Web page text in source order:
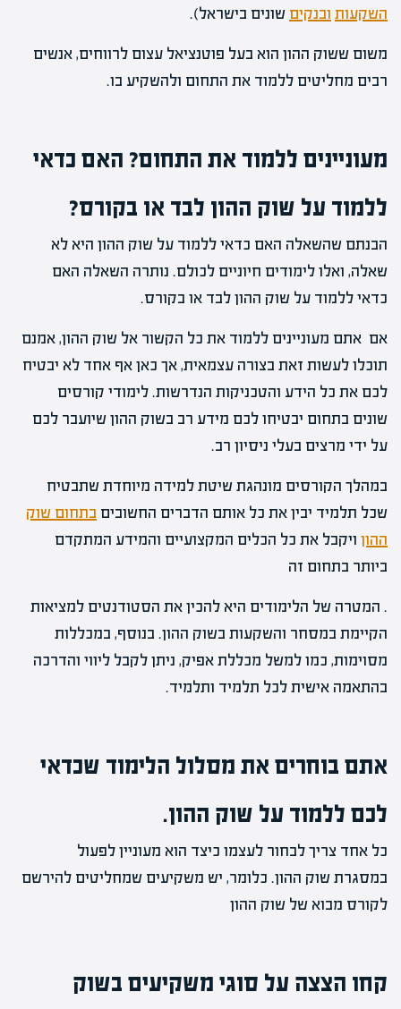
השקעות ובנקים שונים בישראל).
משום ששוק ההון הוא בעל פוטנציאל עצום לרווחים, אנשים
רבים מחליטים ללמוד את התחום ולהשקיע בו.
מעוניינים ללמוד את התחום? האם כדאי
ללמוד על שוק ההון לבד או בקורס?
הבנתם שהשאלה האם כדאי ללמוד על שוק ההון היא לא
שאלה, ואלו לימודים חיוניים לכולם. נותרה השאלה האם
כדאי ללמוד על שוק ההון לבד או בקורס.
אם אתם מעוניינים ללמוד את כל הקשור אל שוק ההון, אמנם
תוכלו לעשות זאת בצורה עצמאית, אך כאן אף אחד לא יבטיח
לכם את כל הידע והטכניקות הנדרשות. לימודי קורסים
שונים בתחום יבטיחו לכם מידע רב בשוק ההון שיועבר לכם
על ידי מרצים בעלי ניסיון רב.
במהלך הקורסים מונהגת שיטת למידה מיוחדת שתבטיח
שכל תלמיד יבין את כל אותם הדברים החשובים בתחום שוק
ההון ויקבל את כל הכלים המקצועיים והמידע המתקדם
ביותר בתחום זה
. המטרה של הלימודים היא להכין את הסטודנטים למציאות
הקיימת במסחר והשקעות בשוק ההון. בנוסף, במכללות
מסוימות, כמו למשל מכללת אפיק, ניתן לקבל ליווי והדרכה
בהתאמה אישית לכל תלמיד ותלמיד.
אתם בוחרים את מסלול הלימוד שכדאי
לכם ללמוד על שוק ההון.
כל אחד צריך לבחור לעצמו כיצד הוא מעוניין לפעול
במסגרת שוק ההון. כלומר, יש משקיעים שמחליטים להירשם
לקורס מבוא של שוק ההון
קחו הצצה על סוגי משקיעים בשוק